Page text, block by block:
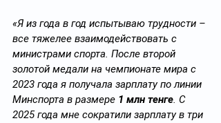
«Я из года в год испытываю трудности –
все тяжелее взаимодействовать с
министрами спорта. После второй
золотой медали на чемпионате мира с
2023 года я получала зарплату по линии
Минспорта в размере 1 млн тенге. С
2025 года мне сократили зарплату в три